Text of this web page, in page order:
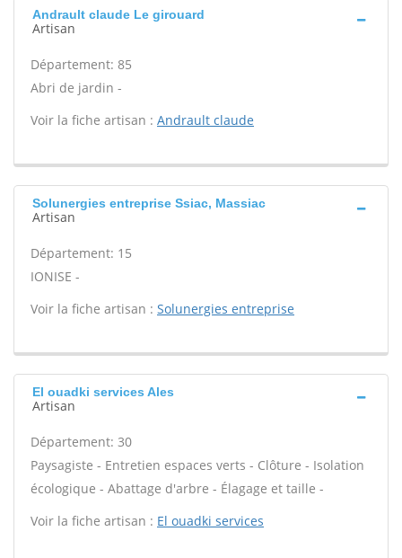
Andrault claude Le girouard
Artisan
Département: 85
Abri de jardin -
Voir la fiche artisan : Andrault claude
Solunergies entreprise Ssiac, Massiac
Artisan
Département: 15
IONISE -
Voir la fiche artisan : Solunergies entreprise
El ouadki services Ales
Artisan
Département: 30
Paysagiste - Entretien espaces verts - Clôture - Isolation
écologique - Abattage d'arbre - Élagage et taille -
Voir la fiche artisan : El ouadki services